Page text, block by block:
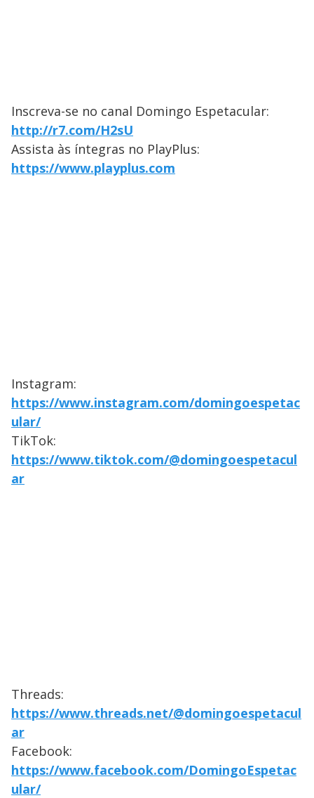
Inscreva-se no canal Domingo Espetacular:
http://r7.com/H2sU
Assista às íntegras no PlayPlus:
https://www.playplus.com
Instagram:
https://www.instagram.com/domingoespetac
ular/
TikTok:
https://www.tiktok.com/@domingoespetacul
ar
Threads:
https://www.threads.net/@domingoespetacul
ar
Facebook:
https://www.facebook.com/DomingoEspetac
ular/